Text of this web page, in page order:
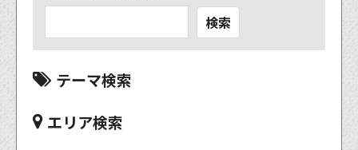
検索
テーマ検索
エリア検索